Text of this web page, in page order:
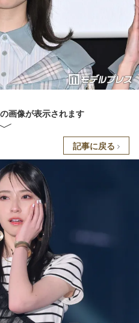
画像が表示されます
記事に戻る